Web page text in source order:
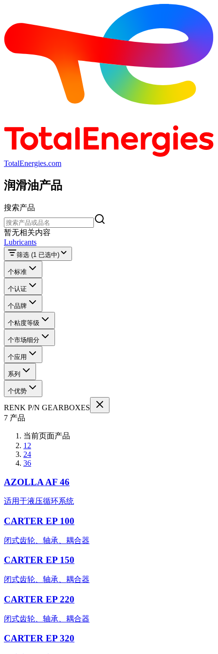
TotalEnergies.com
润滑油产品
搜索产品
搜索产品
暂无相关内容
Lubricants
筛选 (1 已选中)
个标准
个认证
个品牌
个粘度等级
个市场细分
个应用
系列
个优势
RENK P/N GEARBOXES
7 产品
当前页面产品
12
24
36
AZOLLA AF 46
适用于液压循环系统
CARTER EP 100
闭式齿轮、轴承、耦合器
CARTER EP 150
闭式齿轮、轴承、耦合器
CARTER EP 220
闭式齿轮、轴承、耦合器
CARTER EP 320